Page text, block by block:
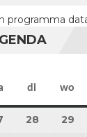
programma
maandag
di dinsdag
wo
27 juli 2026
28 28 juli
29